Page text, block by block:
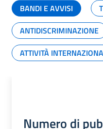
BANDI E AVVISI
ANTIDISCRIMINAZIONE
ATTIVITÀ
Numero di